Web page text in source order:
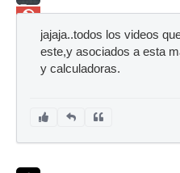
jajaja..todos los videos
este,y asociados a esta
y calculadoras.